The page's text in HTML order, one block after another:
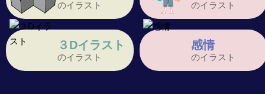
のイラスト のイラスト
３Dイラスト
のイラスト
感情
のイラスト